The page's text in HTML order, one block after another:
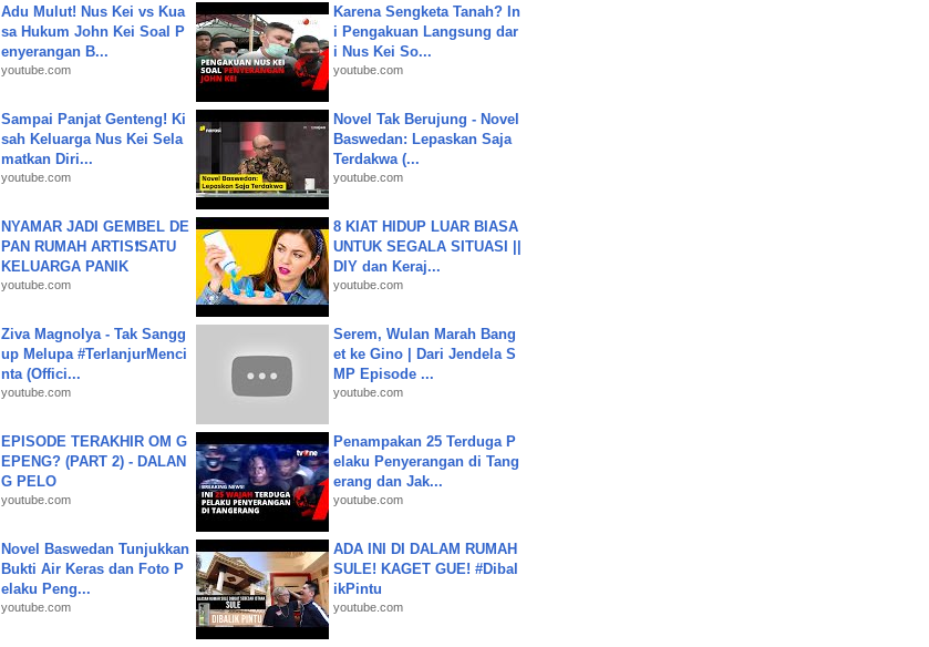
Adu Mulut! Nus Kei vs Kua
sa Hukum John Kei Soal P
enyerangan B...
youtube.com
Karena Sengketa Tanah? In
i Pengakuan Langsung dar
i Nus Kei So...
youtube.com
Sampai Panjat Genteng! Ki
sah Keluarga Nus Kei Sela
matkan Diri...
youtube.com
Novel Tak Berujung - Novel
Baswedan: Lepaskan Saja
Terdakwa (...
youtube.com
NYAMAR JADI GEMBEL DE
PAN RUMAH ARTIS❗SATU
KELUARGA PANIK
youtube.com
8 KIAT HIDUP LUAR BIASA
UNTUK SEGALA SITUASI ||
DIY dan Keraj...
youtube.com
Ziva Magnolya - Tak Sangg
up Melupa #TerlanjurMenci
nta (Offici...
youtube.com
Serem, Wulan Marah Bang
et ke Gino | Dari Jendela S
MP Episode ...
youtube.com
EPISODE TERAKHIR OM G
EPENG? (PART 2) - DALAN
G PELO
youtube.com
Penampakan 25 Terduga P
elaku Penyerangan di Tang
erang dan Jak...
youtube.com
Novel Baswedan Tunjukkan
Bukti Air Keras dan Foto P
elaku Peng...
youtube.com
ADA INI DI DALAM RUMAH
SULE! KAGET GUE! #Dibal
ikPintu
youtube.com